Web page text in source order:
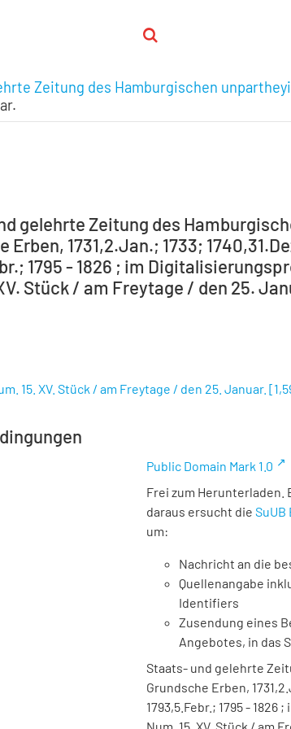
Zeitung des Hamburgischen
gelehrte Zeitung des
Erben, 1731,2.Jan.; 1733;
1795 - 1826 ; im
Stück / am Freytage / den 25.
15. XV. Stück / am Freytage / den 25. Januar. [
Public Domain Mark 1.0
Frei zum Herunterladen.
daraus ersucht die SuUB
um:
Nachricht an die
Quellenangabe
Identifiers
Zusendung eines
Angebotes, in das
Staats- und gelehrte
Grundsche Erben,
1793,5.Febr.; 1795 - 1826